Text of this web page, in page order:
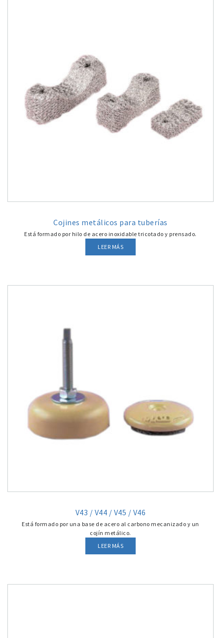
Cojines metálicos para tuberías
Está formado por hilo de acero inoxidable tricotado y prensado.
LEER MÁS
V43 / V44 / V45 / V46
Está formado por una base de acero al carbono mecanizado y un
cojín metálico.
LEER MÁS